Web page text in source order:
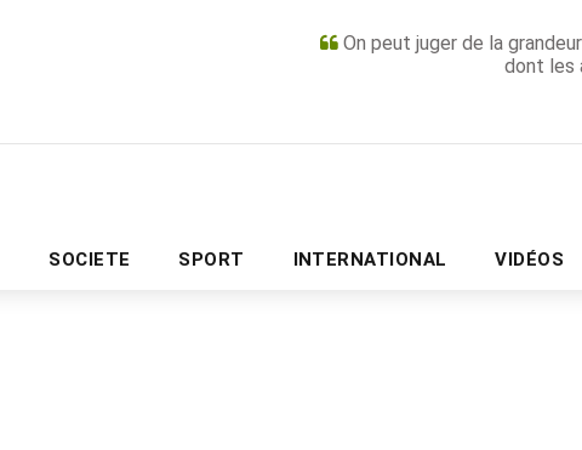
On peut juger de la
dont les
SOCIETE SPORT INTERNATIONAL VIDÉOS
PUBLICITÉ